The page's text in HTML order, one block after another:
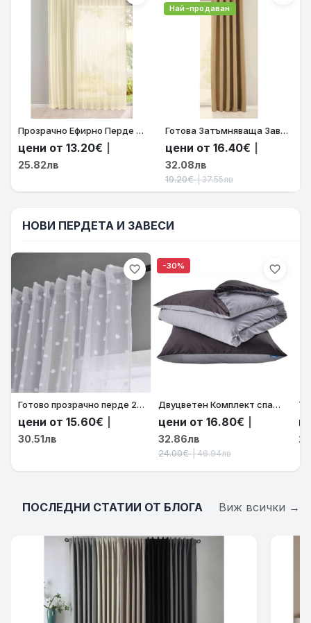
Прозрачно Ефирно Перде Органза-Батиста цвят Крем за Релса и Тръбен Корниз 245х140 и 245х300 код-61500 58508363
цени от 13.20€
25.82лв
Най-продаван
Готова Затъмняваща Завеса Блекаут (Blackout) Серия NEW YORK – Термо и Шумоизолираща, Цвят Бежов (Различни Размери) | Код: 202020610-063
цени от 16.40€
32.08лв
19.20€ | 37.55лв
НОВИ ПЕРДЕТА И ЗАВЕСИ
favorite_border
Готово прозрачно перде 245x140см. „ВАЛЕНСИЯ“, с релефни помпони-точки цвят натурален с ленена визия за релса и корниз Код-2023450
цени от 15.60€
30.51лв
-30% favorite_border
Двуцветен Комплект спално бельо Микросатен „Берлин“ – Калъфка за възглавница, Плик за завивка с цип, Цвят Тъмно Сив-Сив код-202090-017
цени от 16.80€
32.86лв
24.00€ | 46.94лв
ПОСЛЕДНИ СТАТИИ ОТ БЛОГА Виж всички →